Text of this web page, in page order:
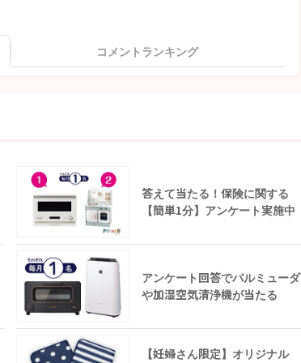
コメントランキング
答えて当たる！保険に関する
【簡単1分】アンケート実施中
アンケート回答でバルミューダ
や加湿空気清浄機が当たる
【妊婦さん限定】オリジナル